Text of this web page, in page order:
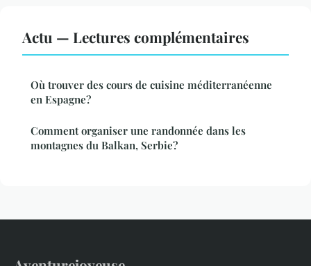
Actu — Lectures complémentaires
Où trouver des cours de cuisine méditerranéenne
en Espagne?
Comment organiser une randonnée dans les
montagnes du Balkan, Serbie?